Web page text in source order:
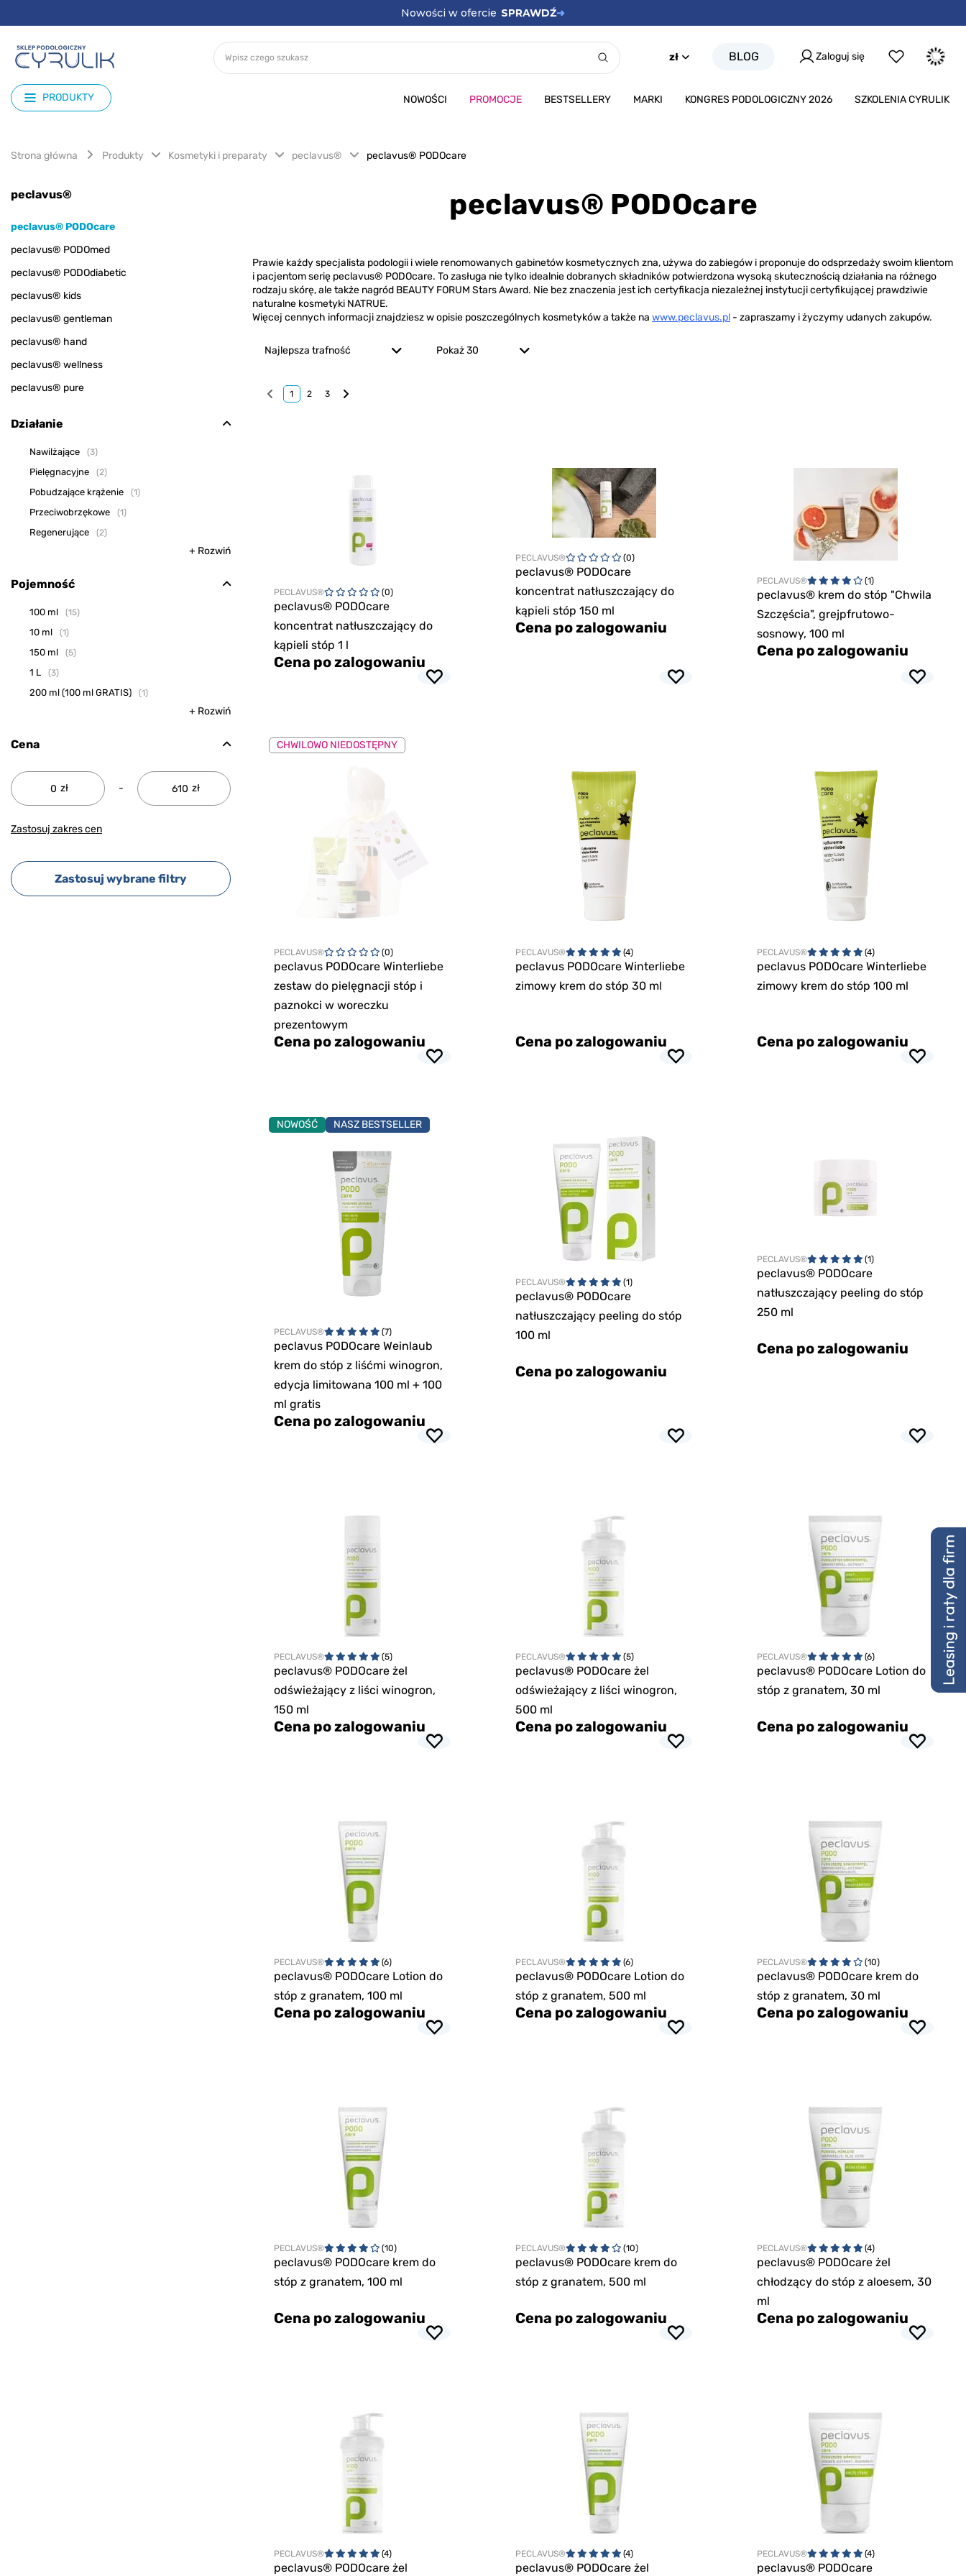
Nowości w ofercie SPRAWDŹ ➜
zł BLOG Zaloguj się
PRODUKTY NOWOŚCI PROMOCJE BESTSELLERY MARKI KONGRES PODOLOGICZNY 2026 SZKOLENIA CYRULIK
Strona główna Produkty Kosmetyki i preparaty peclavus® peclavus® PODOcare
peclavus®
peclavus® PODOcare
peclavus® PODOmed
peclavus® PODOdiabetic
peclavus® kids
peclavus® gentleman
peclavus® hand
peclavus® wellness
peclavus® pure
Działanie
Nawilżające 3
Pielęgnacyjne 2
Pobudzające krążenie 1
Przeciwobrzękowe 1
Regenerujące 2
+ Rozwiń
Pojemność
100 ml 15
10 ml 1
150 ml 5
1 L 3
200 ml (100 ml GRATIS) 1
+ Rozwiń
Cena
zł - zł
Zastosuj zakres cen
Zastosuj wybrane filtry
peclavus® PODOcare
Prawie każdy specjalista podologii i wiele renomowanych gabinetów kosmetycznych zna, używa do zabiegów i proponuje do odsprzedaży swoim klientom
i pacjentom serię peclavus® PODOcare. To zasługa nie tylko idealnie dobranych składników potwierdzona wysoką skutecznością działania na różnego
rodzaju skórę, ale także nagród BEAUTY FORUM Stars Award. Nie bez znaczenia jest ich certyfikacja niezależnej instytucji certyfikującej prawdziwie
naturalne kosmetyki NATRUE.
Więcej cennych informacji znajdziesz w opisie poszczególnych kosmetyków a także na www.peclavus.pl - zapraszamy i życzymy udanych zakupów.
Najlepsza trafność Pokaż 30
1 2 3
PECLAVUS® (0)
peclavus® PODOcare
koncentrat natłuszczający do
kąpieli stóp 1 l
Cena po zalogowaniu
PECLAVUS® (0)
peclavus® PODOcare
koncentrat natłuszczający do
kąpieli stóp 150 ml
Cena po zalogowaniu
PECLAVUS® (1)
peclavus® krem do stóp "Chwila
Szczęścia", grejpfrutowo-
sosnowy, 100 ml
Cena po zalogowaniu
CHWILOWO NIEDOSTĘPNY
PECLAVUS® (0)
peclavus PODOcare Winterliebe
zestaw do pielęgnacji stóp i
paznokci w woreczku
prezentowym
Cena po zalogowaniu
PECLAVUS® (4)
peclavus PODOcare Winterliebe
zimowy krem do stóp 30 ml
Cena po zalogowaniu
PECLAVUS® (4)
peclavus PODOcare Winterliebe
zimowy krem do stóp 100 ml
Cena po zalogowaniu
NOWOŚĆ NASZ BESTSELLER
PECLAVUS® (7)
peclavus PODOcare Weinlaub
krem do stóp z liśćmi winogron,
edycja limitowana 100 ml + 100
ml gratis
Cena po zalogowaniu
PECLAVUS® (1)
peclavus® PODOcare
natłuszczający peeling do stóp
100 ml
Cena po zalogowaniu
PECLAVUS® (1)
peclavus® PODOcare
natłuszczający peeling do stóp
250 ml
Cena po zalogowaniu
PECLAVUS® (5)
peclavus® PODOcare żel
odświeżający z liści winogron,
150 ml
Cena po zalogowaniu
PECLAVUS® (5)
peclavus® PODOcare żel
odświeżający z liści winogron,
500 ml
Cena po zalogowaniu
PECLAVUS® (6)
peclavus® PODOcare Lotion do
stóp z granatem, 30 ml
Cena po zalogowaniu
PECLAVUS® (6)
peclavus® PODOcare Lotion do
stóp z granatem, 100 ml
Cena po zalogowaniu
PECLAVUS® (6)
peclavus® PODOcare Lotion do
stóp z granatem, 500 ml
Cena po zalogowaniu
PECLAVUS® (10)
peclavus® PODOcare krem do
stóp z granatem, 30 ml
Cena po zalogowaniu
PECLAVUS® (10)
peclavus® PODOcare krem do
stóp z granatem, 100 ml
Cena po zalogowaniu
PECLAVUS® (10)
peclavus® PODOcare krem do
stóp z granatem, 500 ml
Cena po zalogowaniu
PECLAVUS® (4)
peclavus® PODOcare żel
chłodzący do stóp z aloesem, 30
ml
Cena po zalogowaniu
PECLAVUS® (4)
peclavus® PODOcare żel
PECLAVUS® (4)
peclavus® PODOcare żel
PECLAVUS® (4)
peclavus® PODOcare